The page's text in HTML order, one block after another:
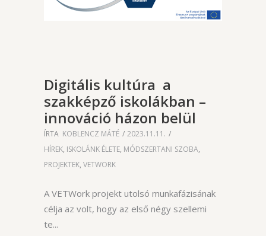
Digitális kultúra a
szakképző iskolákban –
innováció házon belül
ÍRTA KOBLENCZ MÁTÉ
2023.11.11.
HÍREK, ISKOLÁNK ÉLETE, MÓDSZERTANI SZOBA,
PROJEKTEK, VETWORK
A VETWork projekt utolsó munkafázisának
célja az volt, hogy az első négy szellemi
te